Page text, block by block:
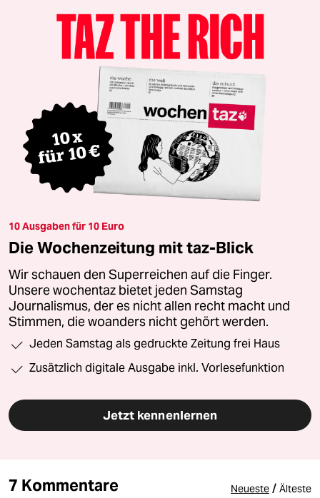
10 Ausgaben für 10 Euro
Die Wochenzeitung mit taz-Blick
Wir schauen den Superreichen auf die Finger.
Unsere wochentaz bietet jeden Samstag
Journalismus, der es nicht allen recht macht und
Stimmen, die woanders nicht gehört werden.
Jeden Samstag als gedruckte Zeitung frei Haus
Zusätzlich digitale Ausgabe inkl. Vorlesefunktion
Jetzt kennenlernen
7 Kommentare Neueste / Älteste